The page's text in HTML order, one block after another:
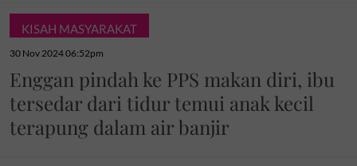
KISAH MASYARAKAT
30 Nov 2024 06:52pm
Enggan pindah ke PPS makan diri, ibu
tersedar dari tidur temui anak kecil
terapung dalam air banjir